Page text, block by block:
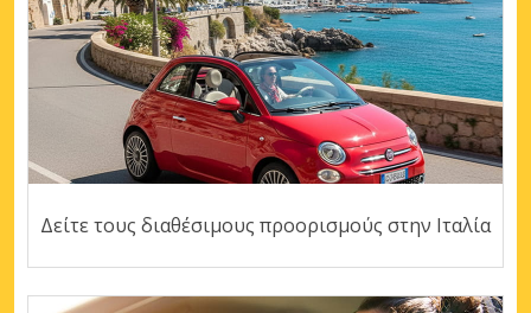
Δείτε τους διαθέσιμους προορισμούς στην Ιταλία